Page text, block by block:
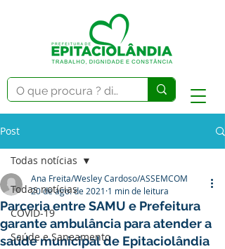
Post
Todas notícias
COVID-19
Saúde e Saneamento
Todas notícias
Parceria entre SAMU e Prefeitura
garante ambulância para atender a
saúde municipal de Epitaciolândia
Ana Freita/Wesley Cardoso/ASSEMCOM
20 de ago. de 2021 1 min de leitura